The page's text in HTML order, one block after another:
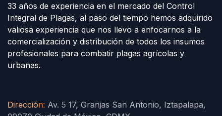
33 años de experiencia en el mercado del Control
Integral de Plagas, al paso del tiempo hemos adquirido
valiosa experiencia que nos llevo a enfocarnos a la
comercialización y distribución de todos los insumos
profesionales para combatir plagas agrícolas y
urbanas.
Dirección: Av. 5 17, Granjas San Antonio, Iztapalapa,